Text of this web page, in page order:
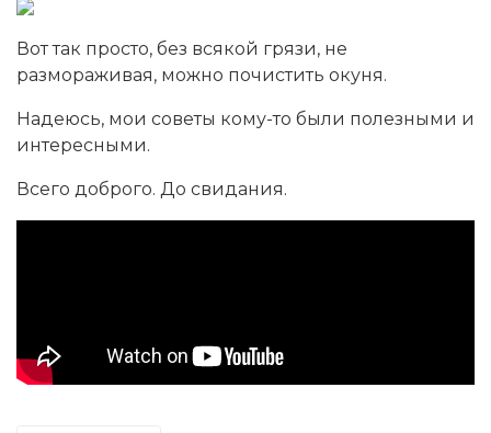
Вот так просто, без всякой грязи, не
размораживая, можно почистить окуня.
Надеюсь, мои советы кому-то были полезными и
интересными.
Всего доброго. До свидания.